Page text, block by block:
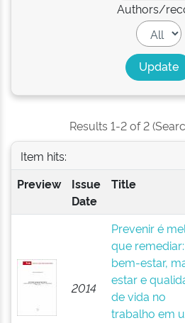
Authors/
Results 1-2 of 2
Item hits:
Preview
Issue
Date
Title
2014
Prevenir é
que remediar:
bem-estar,
estar e
de vida no
trabalho em